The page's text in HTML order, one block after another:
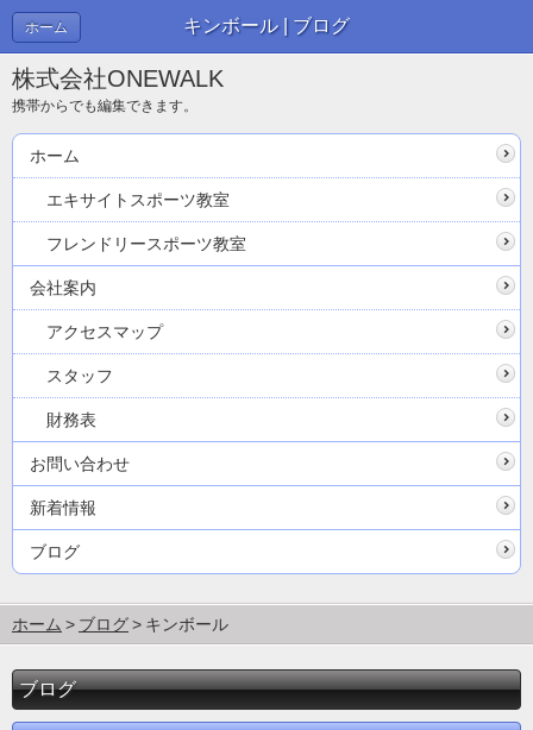
キンボール | ブログ
ホーム
株式会社ONEWALK
携帯からでも編集できます。
ホーム
エキサイトスポーツ教室
フレンドリースポーツ教室
会社案内
アクセスマップ
スタッフ
財務表
お問い合わせ
新着情報
ブログ
ホーム ブログ キンボール
ブログ